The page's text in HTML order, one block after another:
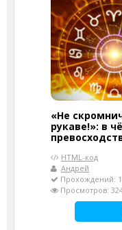
«Не
рукаве!»: в
HTML-код
Андрей
Прохождений:
Просмотров: